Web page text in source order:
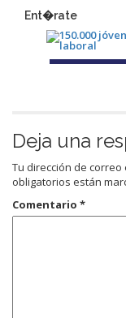
Ent�rate
Deja una
Tu dirección de
obligatorios están
Comentario *